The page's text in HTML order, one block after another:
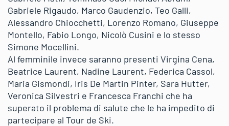
Gabriele Rigaudo, Marco Gaudenzio, Teo Galli,
Alessandro Chiocchetti, Lorenzo Romano, Giuseppe
Montello, Fabio Longo, Nicolò Cusini e lo stesso
Simone Mocellini.
Al femminile invece saranno presenti Virgina Cena,
Beatrice Laurent, Nadine Laurent, Federica Cassol,
Maria Gismondi, Iris De Martin Pinter, Sara Hutter,
Veronica Silvestri e Francesca Franchi che ha
superato il problema di salute che le ha impedito di
partecipare al Tour de Ski.